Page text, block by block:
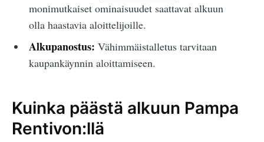
monimutkaiset ominaisuudet saattavat alkuun
olla haastavia aloittelijoille.
Alkupanostus: Vähimmäistalletus tarvitaan
kaupankäynnin aloittamiseen.
Kuinka päästä alkuun Pampa
Rentivon:llä